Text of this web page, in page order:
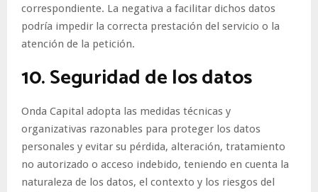
correspondiente. La negativa a facilitar dichos datos
podría impedir la correcta prestación del servicio o la
atención de la petición.
10. Seguridad de los datos
Onda Capital adopta las medidas técnicas y
organizativas razonables para proteger los datos
personales y evitar su pérdida, alteración, tratamiento
no autorizado o acceso indebido, teniendo en cuenta la
naturaleza de los datos, el contexto y los riesgos del